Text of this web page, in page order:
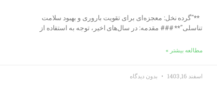
**”گرده نخل: معجزه‌ای برای تقویت باروری و بهبود سلامت
تناسلی”** ### مقدمه: در سال‌های اخیر، توجه به استفاده از
مطالعه بیشتر »
اسفند 16, 1403 بدون دیدگاه